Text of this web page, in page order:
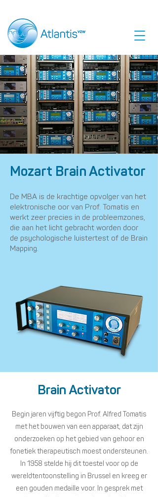
Mozart Brain Activator
De MBA is de krachtige opvolger van het
elektronische oor van Prof. Tomatis en
werkt zeer precies in de probleemzones,
die aan het licht gebracht worden door
de psychologische luistertest of de Brain
Mapping.
Brain Activator​
Begin jaren vijftig begon Prof. Alfred Tomatis
met het bouwen van een apparaat, dat zijn
onderzoeken op het gebied van gehoor en
fonetiek therapeutisch moest ondersteunen.
In 1958 stelde hij dit toestel voor op de
wereldtentoonstelling in Brussel en kreeg er
een gouden medaille voor. In gesprek met